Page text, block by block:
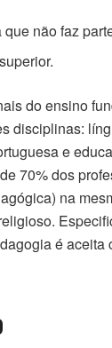
que não faz
do ensino
disciplinas:
e
70% dos
na
é